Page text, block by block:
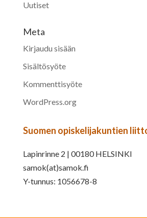
Uutiset
Meta
Kirjaudu sisään
Sisältösyöte
Kommenttisyöte
WordPress.org
Suomen opiskelijakuntien
Lapinrinne 2 | 00180 HELSINKI
samok(at)samok.fi
Y-tunnus: 1056678-8